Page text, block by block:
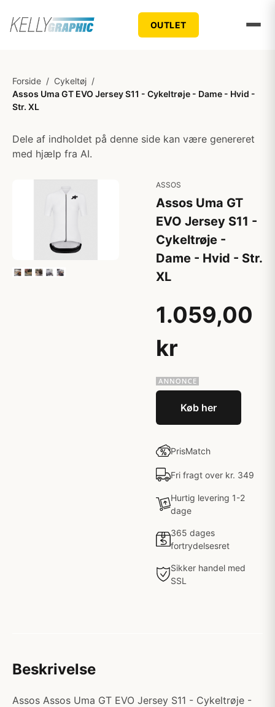
OUTLET
Forside / Cykeltøj /
Assos Uma GT EVO Jersey S11 - Cykeltrøje - Dame - Hvid -
Str. XL
Dele af indholdet på denne side kan være genereret
med hjælp fra AI.
ASSOS
Assos Uma GT
EVO Jersey S11 -
Cykeltrøje -
Dame - Hvid - Str.
XL
1.059,00
kr
Køb her
PrisMatch
Fri fragt over kr. 349
Hurtig levering 1-2
dage
365 dages
fortrydelsesret
Sikker handel med
SSL
Beskrivelse
Assos Assos Uma GT EVO Jersey S11 - Cykeltrøje -